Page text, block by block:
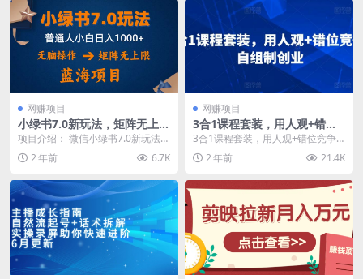
网赚项目
小绿书7.0新玩法，矩阵无上
限，操作更简单，单号日入10
00+
项目介绍： 微信小绿书7.0新玩法，
蓝海项目，无脑操作，是之前兄弟
们都没有抓住风...
2 年前 6.7K
网赚项目
3合1课程套装，​用人观+错位
竞争+自组制创业
3合1课程套装，​用人观+错位竞争
+自组制创业 让员工变成“我要做”
裂变式创业...
2 年前 21.4K